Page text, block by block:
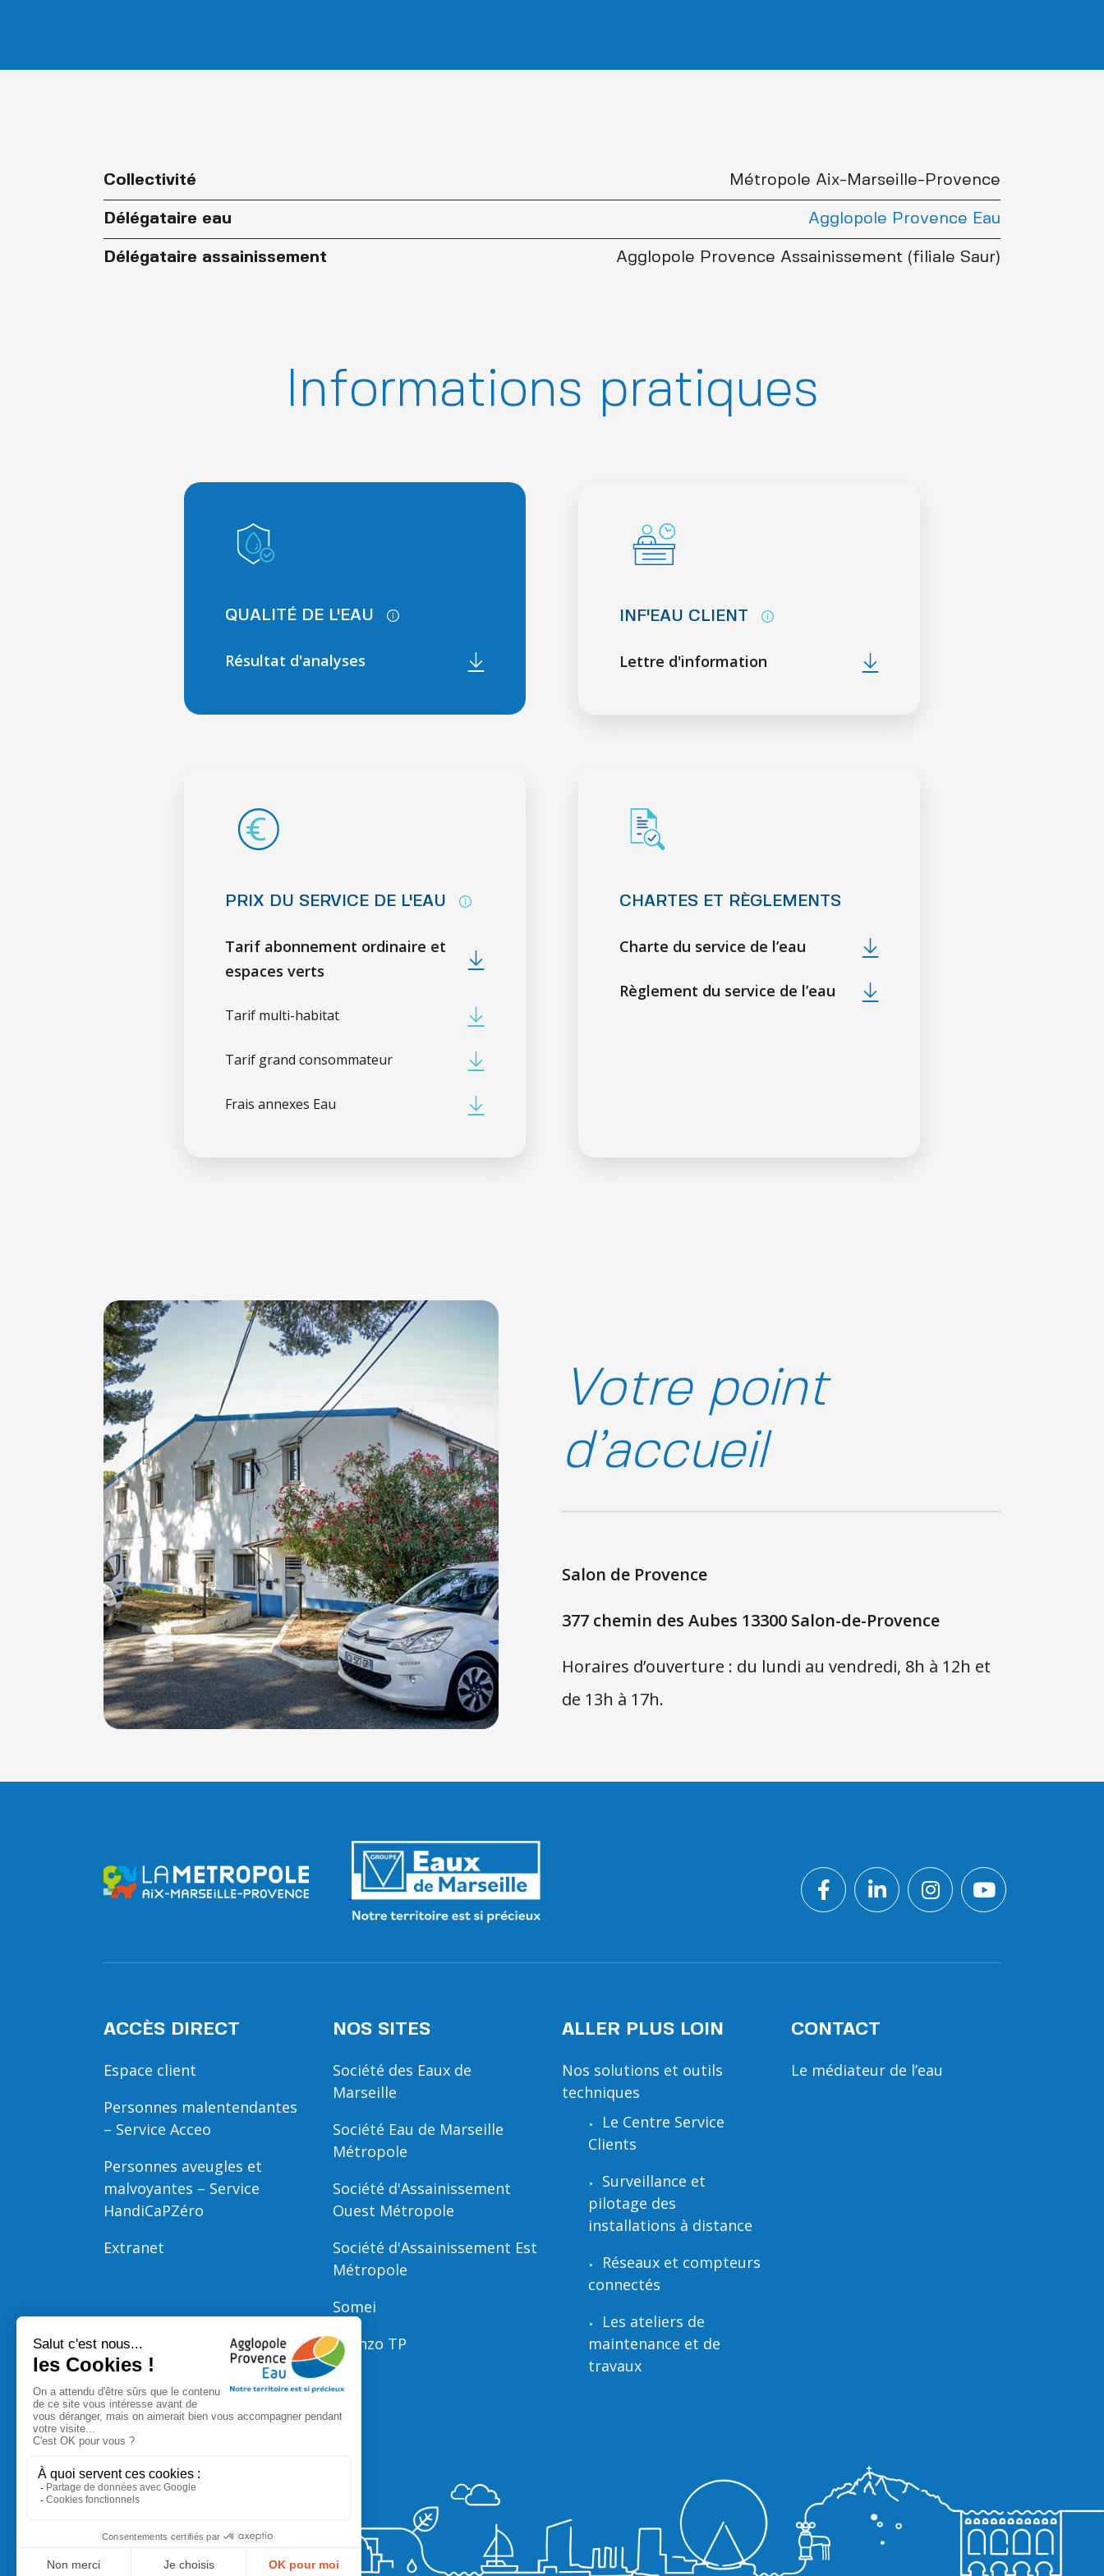
Collectivité Métropole Aix-Marseille-Provence
Délégataire eau Agglopole Provence Eau
Délégataire assainissement Agglopole Provence Assainissement (filiale Saur)
Informations pratiques
QUALITÉ DE L'EAU
Résultat d'analyses
INF'EAU CLIENT
Lettre d'information
PRIX DU SERVICE DE L'EAU
Tarif abonnement ordinaire et
espaces verts
Tarif multi-habitat
Tarif grand consommateur
Frais annexes Eau
CHARTES ET RÈGLEMENTS
Charte du service de l’eau
Règlement du service de l’eau
Votre point
d’accueil
Salon de Provence
377 chemin des Aubes 13300 Salon-de-Provence
Horaires d’ouverture : du lundi au vendredi, 8h à 12h et
de 13h à 17h.
ACCÈS DIRECT
Espace client
Personnes malentendantes
– Service Acceo
Personnes aveugles et
malvoyantes – Service
HandiCaPZéro
Extranet
NOS SITES
Société des Eaux de
Marseille
Société Eau de Marseille
Métropole
Société d'Assainissement
Ouest Métropole
Société d'Assainissement Est
Métropole
Somei
Bronzo TP
ALLER PLUS LOIN
Nos solutions et outils
techniques
Le Centre Service
Clients
Surveillance et
pilotage des
installations à distance
Réseaux et compteurs
connectés
Les ateliers de
maintenance et de
travaux
CONTACT
Le médiateur de l’eau